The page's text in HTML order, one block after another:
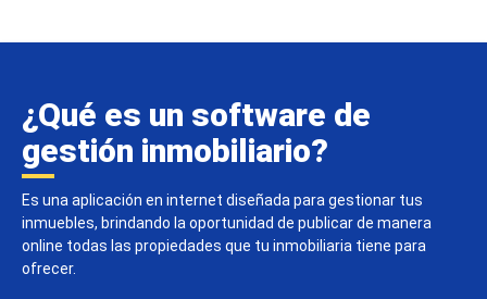
¿Qué es un software de
gestión inmobiliario?
Es una aplicación en internet diseñada para gestionar tus
inmuebles, brindando la oportunidad de publicar de manera
online todas las propiedades que tu inmobiliaria tiene para
ofrecer.